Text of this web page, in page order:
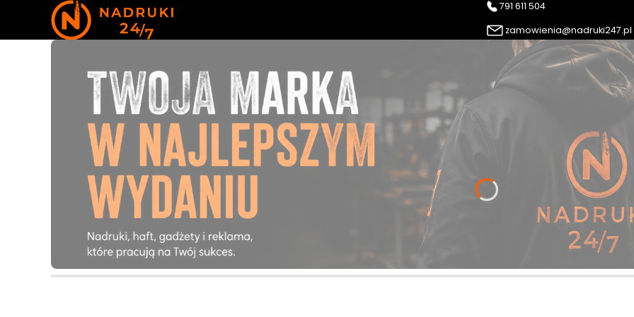
791 611 504
zamowienia@nadruki247.pl